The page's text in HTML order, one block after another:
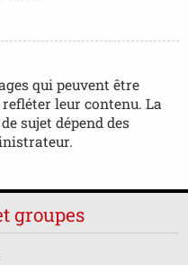
qui peuvent être
refléter leur contenu. La
sujet dépend des
groupes